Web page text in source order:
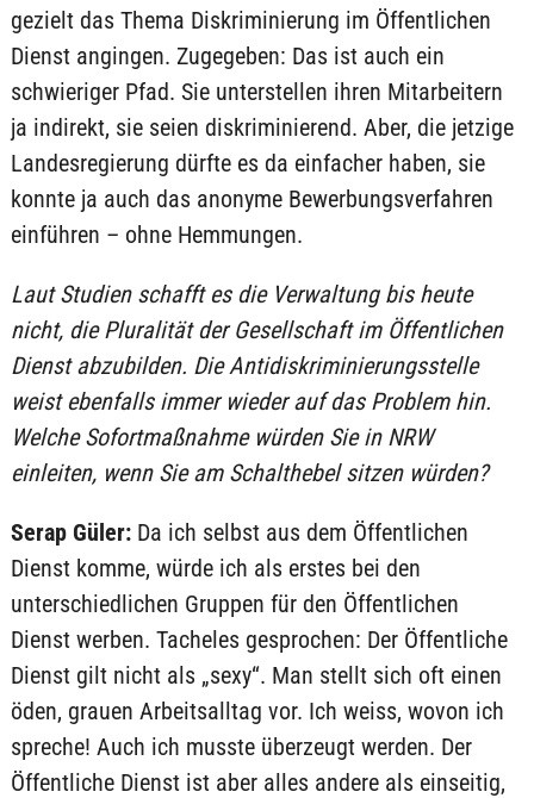
gezielt das Thema Diskriminierung im Öffentlichen
Dienst angingen. Zugegeben: Das ist auch ein
schwieriger Pfad. Sie unterstellen ihren Mitarbeitern
ja indirekt, sie seien diskriminierend. Aber, die jetzige
Landesregierung dürfte es da einfacher haben, sie
konnte ja auch das anonyme Bewerbungsverfahren
einführen – ohne Hemmungen.
Laut Studien schafft es die Verwaltung bis heute
nicht, die Pluralität der Gesellschaft im Öffentlichen
Dienst abzubilden. Die Antidiskriminierungsstelle
weist ebenfalls immer wieder auf das Problem hin.
Welche Sofortmaßnahme würden Sie in NRW
einleiten, wenn Sie am Schalthebel sitzen würden?
Serap Güler:Da ich selbst aus dem Öffentlichen
Dienst komme, würde ich als erstes bei den
unterschiedlichen Gruppen für den Öffentlichen
Dienst werben. Tacheles gesprochen: Der Öffentliche
Dienst gilt nicht als „sexy“. Man stellt sich oft einen
öden, grauen Arbeitsalltag vor. Ich weiss, wovon ich
spreche! Auch ich musste überzeugt werden. Der
Öffentliche Dienst ist aber alles andere als einseitig,